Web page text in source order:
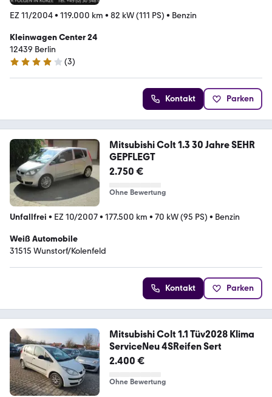
EZ 11/2004• 119.000 km • 82 kW (111 PS) • Benzin
Kleinwagen Center 24
12439 Berlin
4.1 Sterne
(3)
Kontakt Parken
Mitsubishi Colt 1.3 30 Jahre SEHR
GEPFLEGT
2.750 €
Ohne Bewertung
Unfallfrei • EZ 10/2007• 177.500 km • 70 kW (95 PS) • Benzin
Weiß Automobile
31515 Wunstorf/Kolenfeld
Kontakt Parken
Mitsubishi Colt 1.1 Tüv2028 Klima
ServiceNeu 4SReifen Sert
2.400 €
Ohne Bewertung